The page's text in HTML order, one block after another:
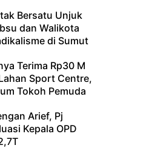
Bersatu Unjuk
dan Walikota
di Sumut
Terima Rp30 M
Sport Centre,
Tokoh Pemuda
Arief, Pj
Kepala OPD